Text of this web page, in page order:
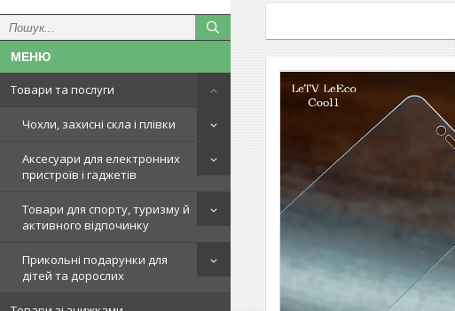
Товари та послуги
Чохли, захисні скла і плівки
Аксесуари для електронних
пристроїв і гаджетів
Товари для спорту, туризму й
активного відпочинку
Прикольні подарунки для
дітей та дорослих